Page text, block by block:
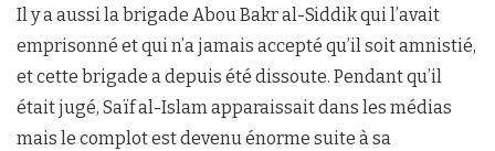
Il y a aussi la brigade Abou Bakr al-Siddik qui l’avait
emprisonné et qui n’a jamais accepté qu’il soit amnistié,
et cette brigade a depuis été dissoute. Pendant qu’il
était jugé, Saïf al-Islam apparaissait dans les médias
mais le complot est devenu énorme suite à sa